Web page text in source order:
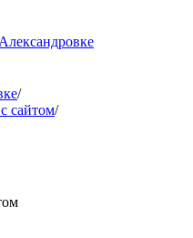
/
сайтом/